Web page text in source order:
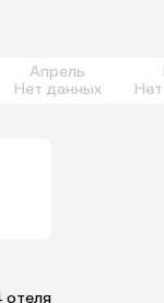
Апрель
Нет данных
отеля